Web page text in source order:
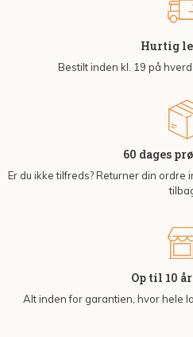
Hurtig
Bestilt inden kl. 19 på
60 dages
Er du ikke tilfreds? Returner din
Op til 10
Alt inden for garantien, hvor hele